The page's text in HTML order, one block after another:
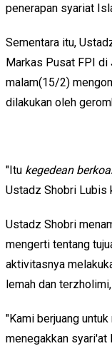
penerapan syariat
Sementara itu,
Markas Pusat FPI di
malam(15/2)
dilakukan oleh
"Itu kegedean
Ustadz Shobri Lubis
Ustadz Shobri
mengerti tentang
aktivitasnya
lemah dan
"Kami berjuang
menegakkan syari'at